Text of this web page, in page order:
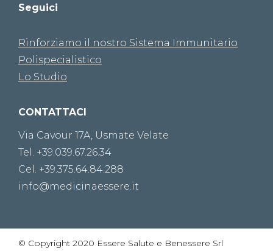
Seguici
Rinforziamo il nostro Sistema Immunitario
Polispecialistico
Lo Studio
CONTATTACI
Via Cavour 17A, Usmate Velate
Tel. +39.039.67.26.34
Cel. +39.375.64.84.288
info@medicinaessere.it
© Copyright 2020 Essere Salute e Benessere Srl